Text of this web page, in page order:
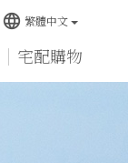
宅配購物
language 繁體中文